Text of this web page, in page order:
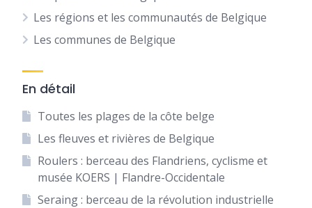
Les régions et les communautés de Belgique
Les communes de Belgique
En détail
Toutes les plages de la côte belge
Les fleuves et rivières de Belgique
Roulers : berceau des Flandriens, cyclisme et
musée KOERS | Flandre-Occidentale
Seraing : berceau de la révolution industrielle